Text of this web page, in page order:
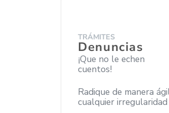
TRÁMITES
Denuncias
¡Que no le echen
cuentos!
Radique de manera
cualquier irregularidad